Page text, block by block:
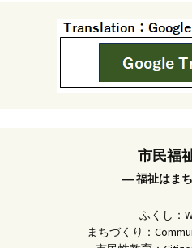
市民福
― 福祉はま
ふくし：
まちづくり：